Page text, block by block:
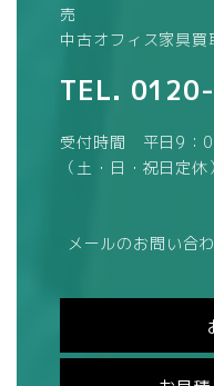
売
中古オフィス家具
TEL.
受付時間 平日9：
（土・日・祝日定休）
メールのお問い合